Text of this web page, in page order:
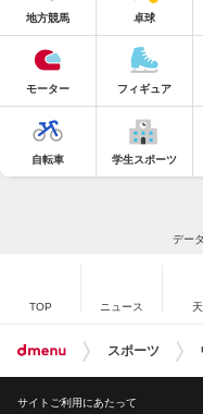
地方競馬 卓球
モーター フィギュア
自転車 学生スポーツ
デー
TOP ニュース
スポーツ
サイトご利用にあたって